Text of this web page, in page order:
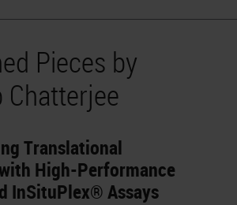
Pieces by
Chatterjee
Translational
High-Performance
InSituPlex® Assays